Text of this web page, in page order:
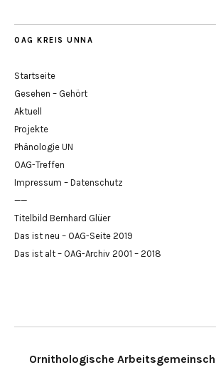
OAG KREIS UNNA
Startseite
Gesehen – Gehört
Aktuell
Projekte
Phänologie UN
OAG-Treffen
Impressum – Datenschutz
——
Titelbild Bernhard Glüer
Das ist neu – OAG-Seite 2019
Das ist alt – OAG-Archiv 2001 – 2018
Ornithologische